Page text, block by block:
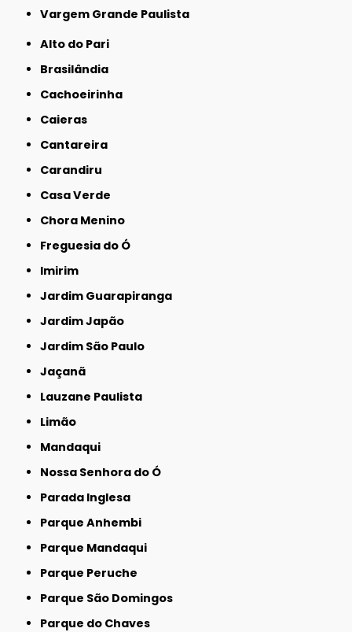
Vargem Grande Paulista
Alto do Pari
Brasilândia
Cachoeirinha
Caieras
Cantareira
Carandiru
Casa Verde
Chora Menino
Freguesia do Ó
Imirim
Jardim Guarapiranga
Jardim Japão
Jardim São Paulo
Jaçanã
Lauzane Paulista
Limão
Mandaqui
Nossa Senhora do Ó
Parada Inglesa
Parque Anhembi
Parque Mandaqui
Parque Peruche
Parque São Domingos
Parque do Chaves